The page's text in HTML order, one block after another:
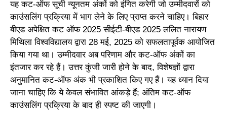
यह कट-ऑफ सूची न्यूनतम अंकों को इंगित करेगी जो उम्मीदवारों को
काउंसलिंग प्रक्रिया में भाग लेने के लिए प्राप्त करने चाहिए। बिहार
बीएड अपेक्षित कट ऑफ 2025 सीईटी-बीएड 2025 ललित नारायण
मिथिला विश्वविद्यालय द्वारा 28 मई, 2025 को सफलतापूर्वक आयोजित
किया गया था। उम्मीदवार अब परिणाम और कट-ऑफ अंकों का
इंतजार कर रहे हैं। उत्तर कुंजी जारी होने के बाद, विशेषज्ञों द्वारा
अनुमानित कट-ऑफ अंक भी प्रकाशित किए गए हैं। यह ध्यान दिया
जाना चाहिए कि ये केवल संभावित आंकड़े हैं; अंतिम कट-ऑफ
काउंसलिंग प्रक्रिया के बाद ही स्पष्ट की जाएगी।